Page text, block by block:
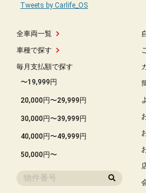
全車両一覧
車種で探す
毎月支払額で探す
〜19,999円
20,000円〜29,999円
30,000円〜39,999円
40,000円〜49,999円
50,000円〜
Tweets by Carlife_OS